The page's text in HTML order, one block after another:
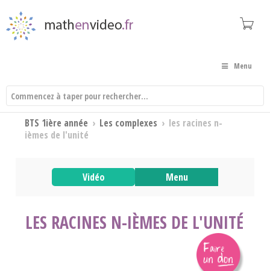
Menu
BTS 1ière année › Les complexes › les racines n-
ièmes de l'unité
Vidéo Menu
LES RACINES N-IÈMES DE L'UNITÉ